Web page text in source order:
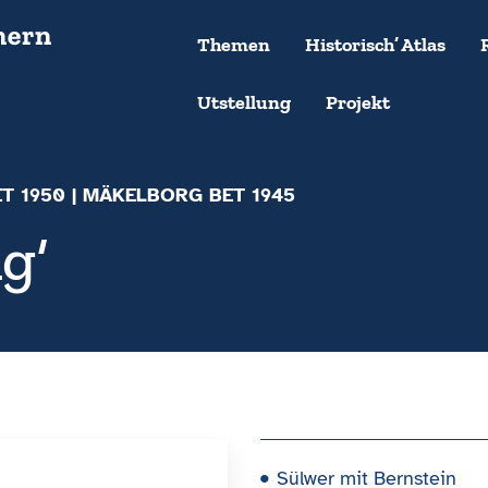
Themen Historisch’ Atlas
Utstellung Projekt
1950 | MÄKELBORG BET 1945
Sülwer mit Bernstein